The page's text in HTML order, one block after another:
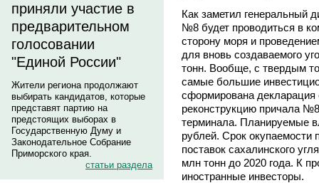
приняли участие в
предварительном
голосовании
"Единой России"
Жители региона продолжают
выбирать кандидатов, которые
представят партию на
предстоящих выборах в
Государственную Думу и
Законодательное Собрание
Приморского края.
статьи раздела
Как заметил генеральный
№8 будет проводиться в
сторону моря и
для вновь создаваемого
тонн. Вообще, с твердым
самые большие
сформирована декларация
реконструкцию причала
терминала. Планируемые
рублей. Срок окупаемости
поставок сахалинского
млн тонн до 2020 года. К
иностранные инвесторы.